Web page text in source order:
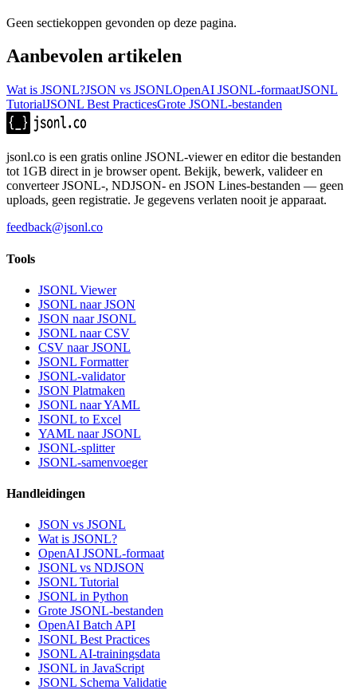
Geen sectiekoppen gevonden op deze pagina.
Aanbevolen artikelen
Wat is JSONL?JSON vs JSONLOpenAI JSONL-formaatJSONL
TutorialJSONL Best PracticesGrote JSONL-bestanden
jsonl.co is een gratis online JSONL-viewer en editor die bestanden
tot 1GB direct in je browser opent. Bekijk, bewerk, valideer en
converteer JSONL-, NDJSON- en JSON Lines-bestanden — geen
uploads, geen registratie. Je gegevens verlaten nooit je apparaat.
feedback@jsonl.co
Tools
JSONL Viewer
JSONL naar JSON
JSON naar JSONL
JSONL naar CSV
CSV naar JSONL
JSONL Formatter
JSONL-validator
JSON Platmaken
JSONL naar YAML
JSONL to Excel
YAML naar JSONL
JSONL-splitter
JSONL-samenvoeger
Handleidingen
JSON vs JSONL
Wat is JSONL?
OpenAI JSONL-formaat
JSONL vs NDJSON
JSONL Tutorial
JSONL in Python
Grote JSONL-bestanden
OpenAI Batch API
JSONL Best Practices
JSONL AI-trainingsdata
JSONL in JavaScript
JSONL Schema Validatie